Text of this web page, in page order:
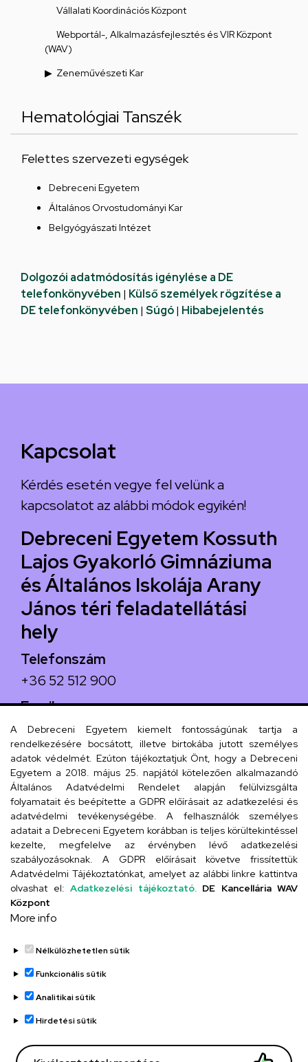
Vállalati Koordinációs Központ
Webportál-, Alkalmazásfejlesztés és VIR Központ
(WAV)
Zeneművészeti Kar
Hematológiai Tanszék
Felettes szervezeti egységek
Debreceni Egyetem
Általános Orvostudományi Kar
Belgyógyászati Intézet
Dolgozói adatmódosítás igénylése a DE
telefonkönyvében | Külső személyek rögzítése a
DE telefonkönyvében | Súgó| Hibabejelentés
Kapcsolat
Kérdés esetén vegye fel velünk a
kapcsolatot az alábbi módok egyikén!
Debreceni Egyetem Kossuth
Lajos Gyakorló Gimnáziuma
és Általános Iskolája Arany
János téri feladatellátási
hely
Telefonszám
+36 52 512 900
Email
arany.titkarsag@arany-alt.unideb.hu
Cím
4026 Debrecen, Arany János tér 1.
Szervezeti telefonkönyv
UD telefonkönyv
Adatvédelem
Adatvédelem
Régi oldal
A Debreceni Egyetem kiemelt fontosságúnak tartja a
rendelkezésére bocsátott, illetve birtokába jutott személyes
adatok védelmét. Ezúton tájékoztatjuk Önt, hogy a Debreceni
Egyetem a 2018. május 25. napjától kötelezően alkalmazandó
Általános Adatvédelmi Rendelet alapján felülvizsgálta
folyamatait és beépítette a GDPR előírásait az adatkezelési és
adatvédelmi tevékenységébe. A felhasználók személyes
adatait a Debreceni Egyetem korábban is teljes körültekintéssel
kezelte, megfelelve az érvényben lévő adatkezelési
szabályozásoknak. A GDPR előírásait követve frissítettük
Adatvédelmi Tájékoztatónkat, amelyet az alábbi linkre kattintva
olvashat el: Adatkezelési tájékoztató. DE Kancellária WAV
Központ
More info
Nélkülözhetetlen sütik
Funkcionális sütik
Analitikai sütik
Hirdetési sütik